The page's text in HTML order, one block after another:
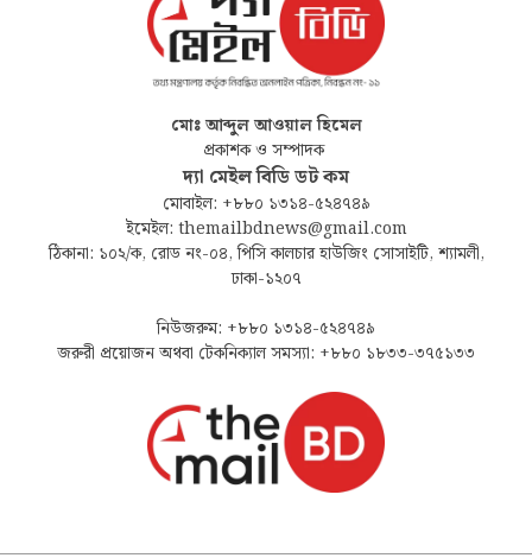
মোঃ আব্দুল আওয়াল হিমেল
প্রকাশক ও সম্পাদক
দ্যা মেইল বিডি ডট কম
মোবাইল: +৮৮০ ১৩১৪-৫২৪৭৪৯
ইমেইল: themailbdnews@gmail.com
ঠিকানা: ১০২/ক, রোড নং-০৪, পিসি কালচার হাউজিং সোসাইটি, শ্যামলী,
ঢাকা-১২০৭
নিউজরুম: +৮৮০ ১৩১৪-৫২৪৭৪৯
জরুরী প্রয়োজন অথবা টেকনিক্যাল সমস্যা: +৮৮০ ১৮৩৩-৩৭৫১৩৩